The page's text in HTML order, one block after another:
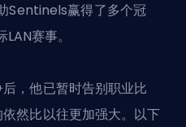
Sentinels赢得了多个冠
赛事。
，他已暂时告别职业比
然比以往更加强大。以下